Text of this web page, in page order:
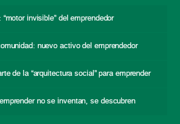
invisible” del emprendedor
nuevo activo del emprendedor
de la “arquitectura social” para emprender
no se inventan, se descubren